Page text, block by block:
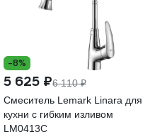
-8%
5 625 ₽6 110 ₽
Смеситель Lemark Linara для
кухни с гибким изливом
LM0413C